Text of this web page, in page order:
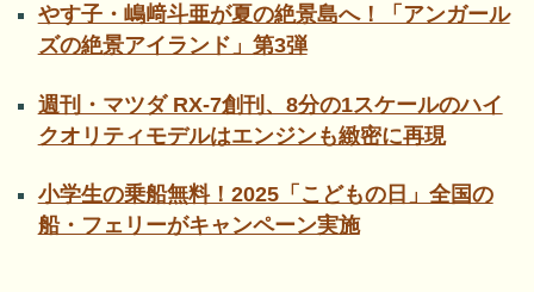
やす子・嶋﨑斗亜が夏の絶景島へ！「アンガール
ズの絶景アイランド」第3弾
週刊・マツダ RX-7創刊、8分の1スケールのハイ
クオリティモデルはエンジンも緻密に再現
小学生の乗船無料！2025「こどもの日」全国の
船・フェリーがキャンペーン実施